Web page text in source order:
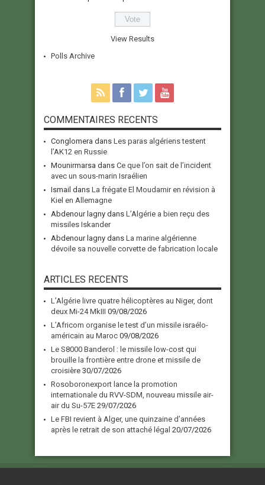
View Results
Polls Archive
COMMENTAIRES RECENTS
Conglomera dans Les paras algériens testent
l’AK12 en Russie
Mounirmarsa dans Ce que l’on sait de l’incident
avec un sous-marin Israélien
Ismail dans La frégate El Moudamir en révision à
Kiel en Allemagne
Abdenour lagny dans L’Algérie a bien reçu des
missiles Iskander
Abdenour lagny dans La marine algérienne
dévoile sa nouvelle corvette de fabrication locale
ARTICLES RECENTS
L’Algérie livre quatre hélicoptères au Niger, dont
deux Mi-24 MkIII 09/08/2026
L’Africom organise le test d’un missile israélo-
américain au Maroc 09/08/2026
Le S8000 Banderol : le missile low-cost qui
brouille la frontière entre drone et missile de
croisière 30/07/2026
Rosoboronexport lance la promotion
internationale du RVV-SDM, nouveau missile air-
air du Su-57E 29/07/2026
Le FBI revient à Alger, une quinzaine d’années
après le retrait de son attaché légal 20/07/2026